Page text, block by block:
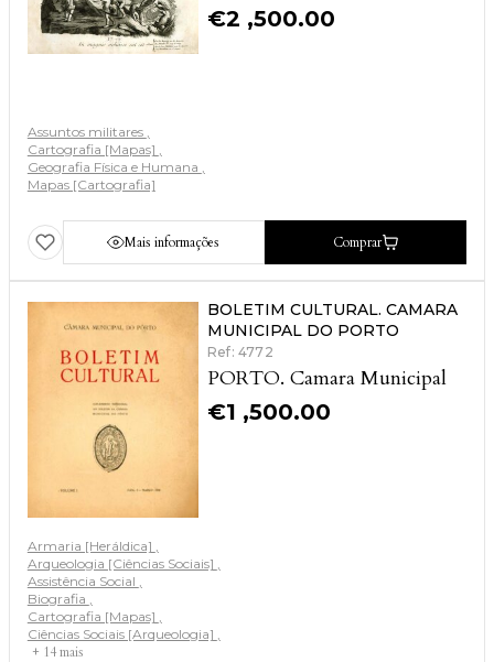
€2 ,500.00
Assuntos militares
Cartografia [Mapas]
Geografia Física e Humana
Mapas [Cartografia]
Mais informações Comprar
BOLETIM CULTURAL. CAMARA
MUNICIPAL DO PORTO
Ref: 4772
PORTO. Camara Municipal
€1 ,500.00
Armaria [Heráldica]
Arqueologia [Ciências Sociais]
Assistência Social
Biografia
Cartografia [Mapas]
Ciências Sociais [Arqueologia]
+ 14 mais